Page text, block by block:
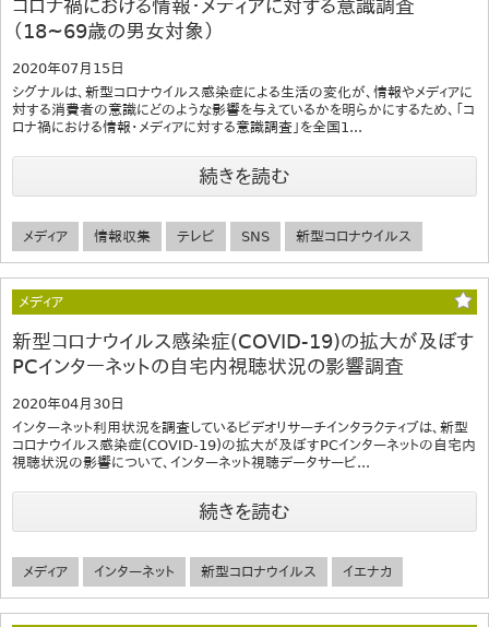
コロナ禍における情報・メディアに対する意識調査
（18~69歳の男女対象）
2020年07月15日
シグナルは、新型コロナウイルス感染症による生活の変化が、情報やメディアに
対する消費者の意識にどのような影響を与えているかを明らかにするため、「コ
ロナ禍における情報・メディアに対する意識調査」を全国1...
続きを読む
メディア 情報収集 テレビ SNS 新型コロナウイルス
メディア
新型コロナウイルス感染症(COVID-19)の拡大が及ぼす
PCインターネットの自宅内視聴状況の影響調査
2020年04月30日
インターネット利用状況を調査しているビデオリサーチインタラクティブは、新型
コロナウイルス感染症(COVID-19)の拡大が及ぼすPCインターネットの自宅内
視聴状況の影響について、インターネット視聴データサービ...
続きを読む
メディア インターネット 新型コロナウイルス イエナカ